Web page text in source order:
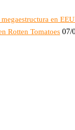
en
Rotten Tomatoes 07/